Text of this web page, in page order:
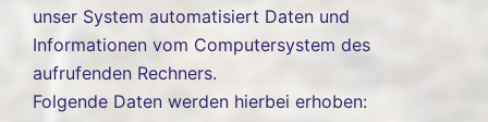
unser System automatisiert Daten und
Informationen vom Computersystem des
aufrufenden Rechners.
Folgende Daten werden hierbei erhoben: